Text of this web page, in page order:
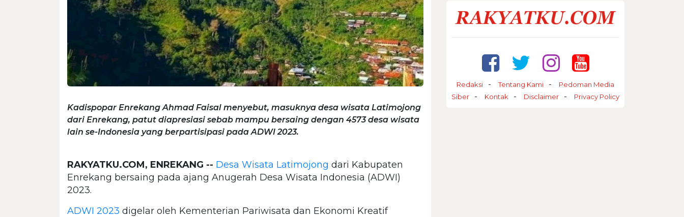
Kadispopar Enrekang Ahmad Faisal menyebut, masuknya desa wisata Latimojong
dari Enrekang, patut diapresiasi sebab mampu bersaing dengan 4573 desa wisata
lain se-Indonesia yang berpartisipasi pada ADWI 2023.
RAKYATKU.COM, ENREKANG -- Desa Wisata Latimojong dari Kabupaten
Enrekang bersaing pada ajang Anugerah Desa Wisata Indonesia (ADWI)
2023.
ADWI 2023 digelar oleh Kementerian Pariwisata dan Ekonomi Kreatif
Redaksi Tentang Kami
Pedoman Media
Siber
Kontak Disclaimer Privacy Policy